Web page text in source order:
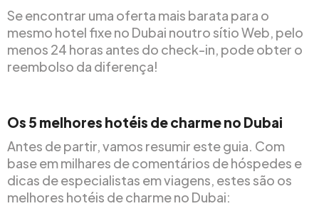
Se encontrar uma oferta mais barata para o
mesmo hotel fixe no Dubai noutro sítio Web, pelo
menos 24 horas antes do check-in, pode obter o
reembolso da diferença!
Os 5 melhores hotéis de charme no Dubai
Antes de partir, vamos resumir este guia. Com
base em milhares de comentários de hóspedes e
dicas de especialistas em viagens, estes são os
melhores hotéis de charme no Dubai: